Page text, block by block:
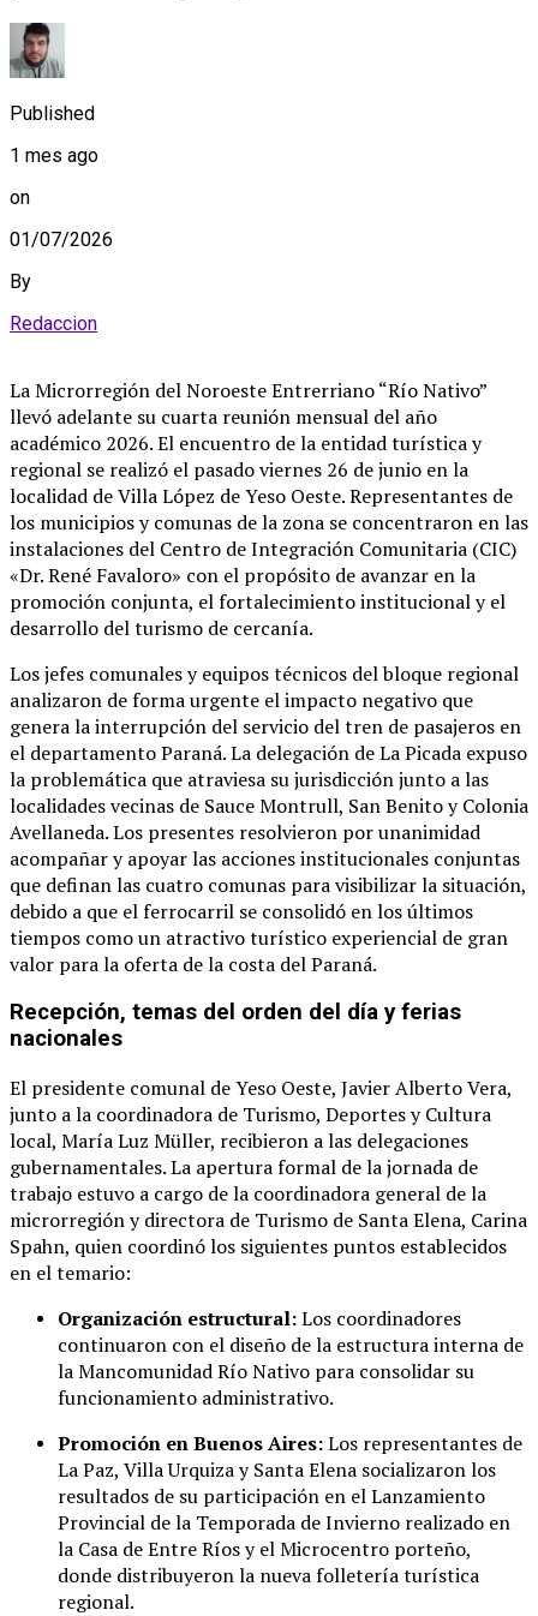
Published
1 mes ago
on
01/07/2026
By
Redaccion
La Microrregión del Noroeste Entrerriano “Río Nativo”
llevó adelante su cuarta reunión mensual del año
académico 2026. El encuentro de la entidad turística y
regional se realizó el pasado viernes 26 de junio en la
localidad de Villa López de Yeso Oeste. Representantes de
los municipios y comunas de la zona se concentraron en las
instalaciones del Centro de Integración Comunitaria (CIC)
«Dr. René Favaloro» con el propósito de avanzar en la
promoción conjunta, el fortalecimiento institucional y el
desarrollo del turismo de cercanía.
Los jefes comunales y equipos técnicos del bloque regional
analizaron de forma urgente el impacto negativo que
genera la interrupción del servicio del tren de pasajeros en
el departamento Paraná. La delegación de La Picada expuso
la problemática que atraviesa su jurisdicción junto a las
localidades vecinas de Sauce Montrull, San Benito y Colonia
Avellaneda. Los presentes resolvieron por unanimidad
acompañar y apoyar las acciones institucionales conjuntas
que definan las cuatro comunas para visibilizar la situación,
debido a que el ferrocarril se consolidó en los últimos
tiempos como un atractivo turístico experiencial de gran
valor para la oferta de la costa del Paraná.
Recepción, temas del orden del día y ferias
nacionales
El presidente comunal de Yeso Oeste, Javier Alberto Vera,
junto a la coordinadora de Turismo, Deportes y Cultura
local, María Luz Müller, recibieron a las delegaciones
gubernamentales. La apertura formal de la jornada de
trabajo estuvo a cargo de la coordinadora general de la
microrregión y directora de Turismo de Santa Elena, Carina
Spahn, quien coordinó los siguientes puntos establecidos
en el temario:
Organización estructural:Los coordinadores
continuaron con el diseño de la estructura interna de
la Mancomunidad Río Nativo para consolidar su
funcionamiento administrativo.
Promoción en Buenos Aires:Los representantes de
La Paz, Villa Urquiza y Santa Elena socializaron los
resultados de su participación en el Lanzamiento
Provincial de la Temporada de Invierno realizado en
la Casa de Entre Ríos y el Microcentro porteño,
donde distribuyeron la nueva folletería turística
regional.